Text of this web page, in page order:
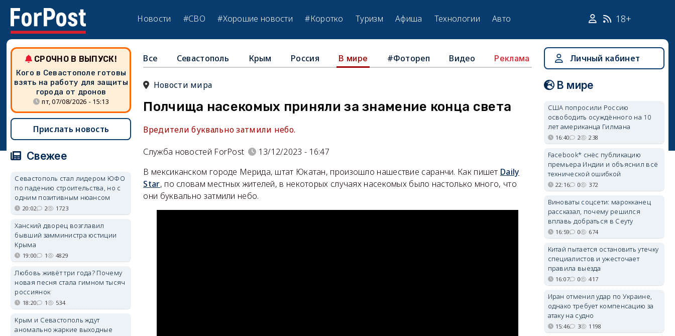
Новости #СВО #Хорошие новости #Коротко Туризм Афиша Технологии Авто 18+
Все Севастополь Крым Россия В мире #Фотореп Видео Реклама
Новости мира
Полчища насекомых приняли за знамение конца света
Вредители буквально затмили небо.
Служба новостей ForPost
13/12/2023 - 16:47
В мексиканском городе Мерида, штат Юкатан, произошло нашествие саранчи. Как пишет Daily
Star, по словам местных жителей, в некоторых случаях насекомых было настолько много, что
они буквально затмили небо.
СРОЧНО В ВЫПУСК!
Кого в Севастополе готовы
взять на работу для защиты
города от дронов
пт, 07/08/2026 - 15:13
Прислать новость
Свежее
Севастополь стал лидером ЮФО
по падению строительства, но с
одним позитивным нюансом
20:02 2 1723
Ханский дворец возглавил
бывший замминистра юстиции
Крыма
19:00 1 4829
Любовь живёт три года? Почему
новая песня стала гимном тысяч
россиянок
18:20 1 534
Крым и Севастополь ждут
аномально жаркие выходные
Личный кабинет
В мире
США попросили Россию
освободить осуждённого на 10
лет американца Гилмана
16:40 2 238
Facebook* снёс публикацию
премьера Индии и объяснил всё
технической ошибкой
22:16 0 372
Виноваты соцсети: марокканец
рассказал, почему решился
вплавь добраться в Сеуту
16:59 0 674
Китай пытается остановить утечку
специалистов и ужесточает
правила выезда
16:07 0 417
Иран отменил удар по Украине,
однако требует компенсацию за
атаку на судно
15:46 3 1198